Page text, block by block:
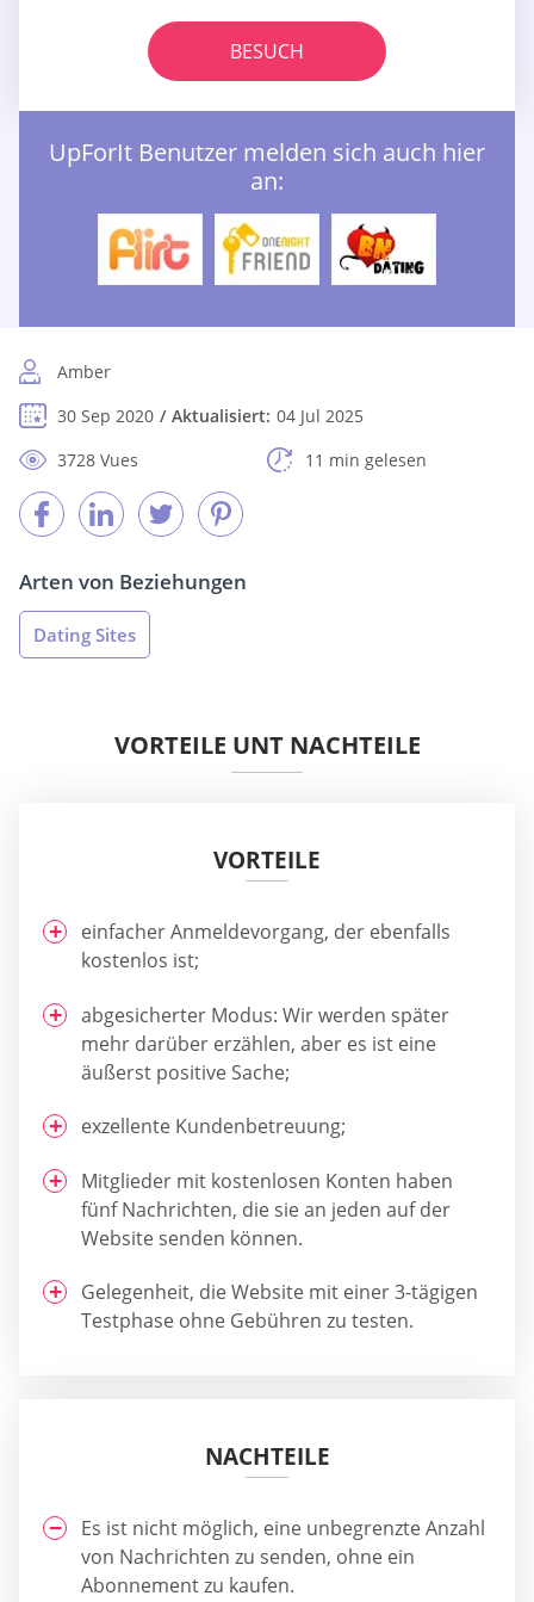
BESUCH
UpForIt Benutzer melden sich auch hier
an:
Amber
30 Sep 2020
Aktualisiert: 04 Jul 2025
3728 Vues
11 min gelesen
Arten von Beziehungen
Dating Sites
VORTEILE UNT NACHTEILE
VORTEILE
einfacher Anmeldevorgang, der ebenfalls
kostenlos ist;
abgesicherter Modus: Wir werden später
mehr darüber erzählen, aber es ist eine
äußerst positive Sache;
exzellente Kundenbetreuung;
Mitglieder mit kostenlosen Konten haben
fünf Nachrichten, die sie an jeden auf der
Website senden können.
Gelegenheit, die Website mit einer 3-tägigen
Testphase ohne Gebühren zu testen.
NACHTEILE
Es ist nicht möglich, eine unbegrenzte Anzahl
von Nachrichten zu senden, ohne ein
Abonnement zu kaufen.